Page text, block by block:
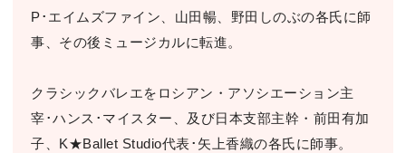
P･エイムズファイン、山田暢、野田しのぶの各氏に師
事、その後ミュージカルに転進。
クラシックバレエをロシアン・アソシエーション主
宰･ハンス･マイスター、及び日本支部主幹・前田有加
子、K★Ballet Studio代表･矢上香織の各氏に師事。